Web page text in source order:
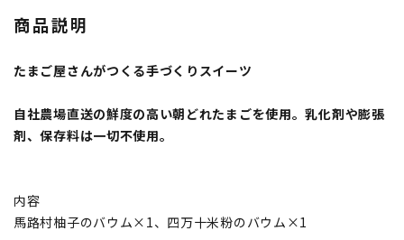
商品説明
たまご屋さんがつくる手づくりスイーツ
自社農場直送の鮮度の高い朝どれたまごを使用。乳化剤や膨張
剤、保存料は一切不使用。
内容
馬路村柚子のバウム×1、四万十米粉のバウム×1